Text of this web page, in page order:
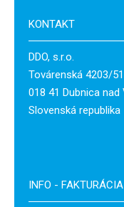
KONTAKT
DDO, s.r.o.
Továrenská 4203/51
018 41 Dubnica nad
Slovenská republika
INFO - FAKTURÁCIA